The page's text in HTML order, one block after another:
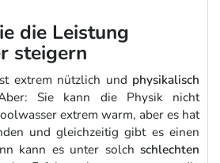
die Leistung
steigern
extrem nützlich und physikalisch
Sie kann die Physik nicht
extrem warm, aber es hat
und gleichzeitig gibt es einen
kann es unter solch schlechten